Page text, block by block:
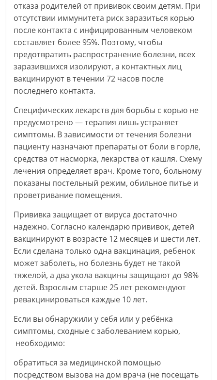
отказа родителей от прививок своим детям. При
отсутствии иммунитета риск заразиться корью
после контакта с инфицированным человеком
составляет более 95%. Поэтому, чтобы
предотвратить распространение болезни, всех
заразившихся изолируют, а контактных лиц
вакцинируют в течении 72 часов после
последнего контакта.
Специфических лекарств для борьбы с корью не
предусмотрено — терапия лишь устраняет
симптомы. В зависимости от течения болезни
пациенту назначают препараты от боли в горле,
средства от насморка, лекарства от кашля. Схему
лечения определяет врач. Кроме того, больному
показаны постельный режим, обильное питье и
проветривание помещения.
Прививка защищает от вируса достаточно
надежно. Согласно календарю прививок, детей
вакцинируют в возрасте 12 месяцев и шести лет.
Если сделана только одна вакцинация, ребенок
может заболеть, но болезнь будет не такой
тяжелой, а два укола вакцины защищают до 98%
детей. Взрослым старше 25 лет рекомендуют
ревакцинироваться каждые 10 лет.
Если вы обнаружили у себя или у ребёнка
симптомы, сходные с заболеванием корью,
необходимо:
обратиться за медицинской помощью
посредством вызова на дом врача (не посещать